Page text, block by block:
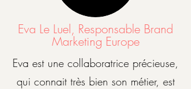
Eva Le Luel, Responsable Brand
Marketing Europe
Eva est une collaboratrice précieuse,
qui connait très bien son métier, est